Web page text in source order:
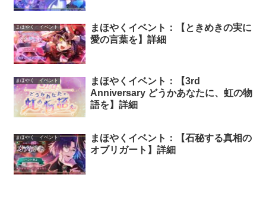
まほやく イベント
まほやくイベント：【ときめきの実に
愛の言葉を】詳細
まほやく イベント
まほやくイベント：【3rd
Anniversary どうかあなたに、虹の物
語を】詳細
まほやく イベント
まほやくイベント：【石秘する真相の
オブリガート】詳細